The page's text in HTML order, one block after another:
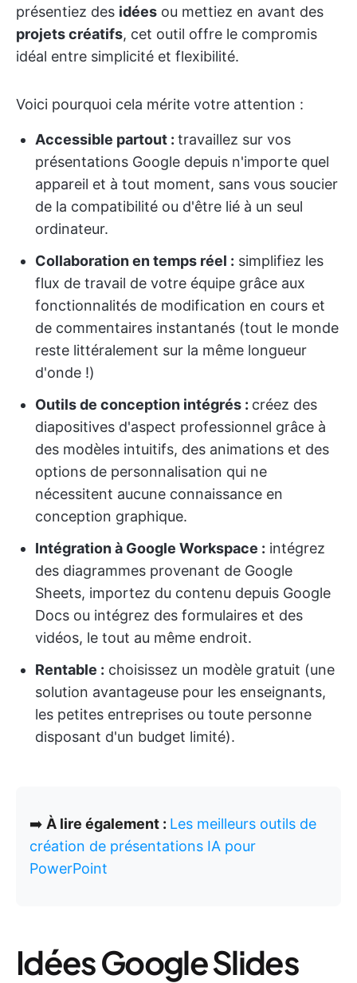
présentiez des idées ou mettiez en avant des
projets créatifs, cet outil offre le compromis
idéal entre simplicité et flexibilité.
Voici pourquoi cela mérite votre attention :
Accessible partout : travaillez sur vos
présentations Google depuis n'importe quel
appareil et à tout moment, sans vous soucier
de la compatibilité ou d'être lié à un seul
ordinateur.
Collaboration en temps réel : simplifiez les
flux de travail de votre équipe grâce aux
fonctionnalités de modification en cours et
de commentaires instantanés (tout le monde
reste littéralement sur la même longueur
d'onde !)
Outils de conception intégrés : créez des
diapositives d'aspect professionnel grâce à
des modèles intuitifs, des animations et des
options de personnalisation qui ne
nécessitent aucune connaissance en
conception graphique.
Intégration à Google Workspace : intégrez
des diagrammes provenant de Google
Sheets, importez du contenu depuis Google
Docs ou intégrez des formulaires et des
vidéos, le tout au même endroit.
Rentable : choisissez un modèle gratuit (une
solution avantageuse pour les enseignants,
les petites entreprises ou toute personne
disposant d'un budget limité).
➡️ À lire également : Les meilleurs outils de
création de présentations IA pour
PowerPoint
Idées Google Slides